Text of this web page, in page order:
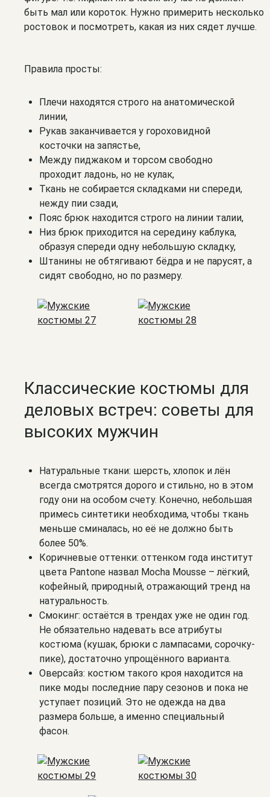
быть мал или короток. Нужно примерить несколько
ростовок и посмотреть, какая из них сядет лучше.
Правила просты:
Плечи находятся строго на анатомической
линии,
Рукав заканчивается у гороховидной
косточки на запястье,
Между пиджаком и торсом свободно
проходит ладонь, но не кулак,
Ткань не собирается складками ни спереди,
нежду пии сзади,
Пояс брюк находится строго на линии талии,
Низ брюк приходится на середину каблука,
образуя спереди одну небольшую складку,
Штанины не обтягивают бёдра и не парусят, а
сидят свободно, но по размеру.
Классические костюмы для
деловых встреч: советы для
высоких мужчин
Натуральные ткани: шерсть, хлопок и лён
всегда смотрятся дорого и стильно, но в этом
году они на особом счету. Конечно, небольшая
примесь синтетики необходима, чтобы ткань
меньше сминалась, но её не должно быть
более 50%.
Коричневые оттенки: оттенком года институт
цвета Pantone назвал Mocha Mousse – лёгкий,
кофейный, природный, отражающий тренд на
натуральность.
Смокинг: остаётся в трендах уже не один год.
Не обязательно надевать все атрибуты
костюма (кушак, брюки с лампасами, сорочку-
пике), достаточно упрощённого варианта.
Оверсайз: костюм такого кроя находится на
пике моды последние пару сезонов и пока не
уступает позиций. Это не одежда на два
размера больше, а именно специальный
фасон.